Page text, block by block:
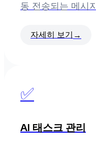
동 전송되는 메시
자세히 보기 →
✅
AI 태스크 관리